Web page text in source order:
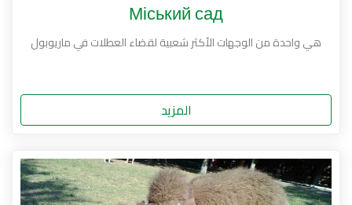
Міський сад
هي واحدة من الوجهات الأكثر شعبية لقضاء العطلات في ماريوبول
المزيد